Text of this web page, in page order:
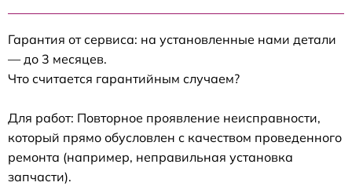
Гарантия от сервиса: на установленные нами детали
— до 3 месяцев.
Что считается гарантийным случаем?
Для работ: Повторное проявление неисправности,
который прямо обусловлен с качеством проведенного
ремонта (например, неправильная установка
запчасти).